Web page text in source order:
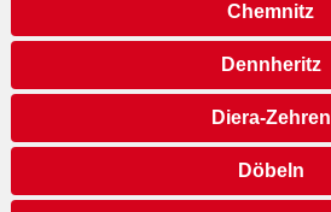
Chemnitz
Dennheritz
Diera-Zehren
Döbeln